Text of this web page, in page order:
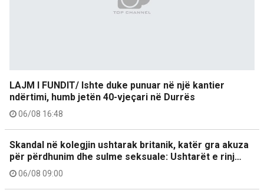
LAJM I FUNDIT/ Ishte duke punuar në një kantier
ndërtimi, humb jetën 40-vjeçari në Durrës
06/08 16:48
Skandal në kolegjin ushtarak britanik, katër gra akuza
për përdhunim dhe sulme seksuale: Ushtarët e rinj…
06/08 09:00